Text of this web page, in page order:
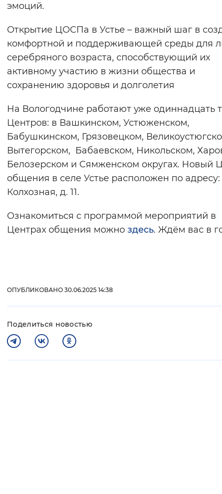
эмоций.
Открытие ЦОСПа в Устье – важный шаг в
комфортной и поддерживающей среды для
серебряного возраста, способствующий их
активному участию в жизни общества и
сохранению здоровья и долголетия
На Вологодчине работают уже одиннадцать
Центров: в Вашкинском, Устюженском,
Бабушкинском, Грязовецком,
Вытегорском, Бабаевском, Никольском,
Белозерском и Сямженском округах. Новый
общения в селе Устье расположен по адресу:
Колхозная, д. 11.
Ознакомиться с программой мероприятий в
Центрах общения можно здесь. Ждём вас в
ОПУБЛИКОВАНО 30.06.2025 14:38
Поделиться новостью